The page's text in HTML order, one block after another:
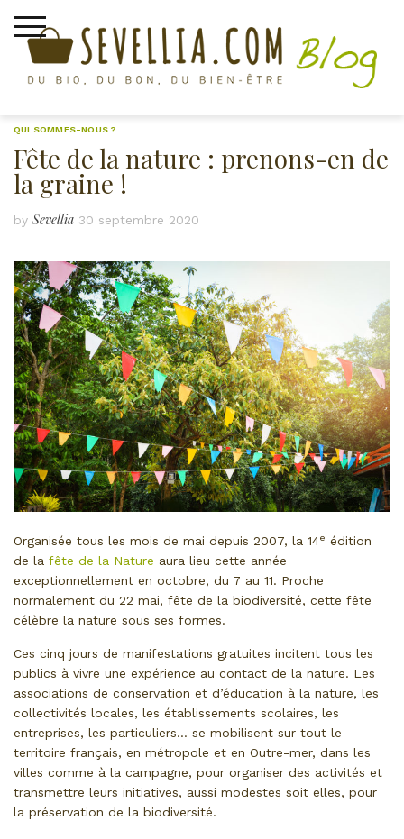
content
QUI SOMMES-NOUS ?
Fête de la nature : prenons-en de
la graine !
by Sevellia 30 septembre 2020
Organisée tous les mois de mai depuis 2007, la 14e édition
de la fête de la Nature aura lieu cette année
exceptionnellement en octobre, du 7 au 11. Proche
normalement du 22 mai, fête de la biodiversité, cette fête
célèbre la nature sous ses formes.
Ces cinq jours de manifestations gratuites incitent tous les
publics à vivre une expérience au contact de la nature. Les
associations de conservation et d’éducation à la nature, les
collectivités locales, les établissements scolaires, les
entreprises, les particuliers… se mobilisent sur tout le
territoire français, en métropole et en Outre-mer, dans les
villes comme à la campagne, pour organiser des activités et
transmettre leurs initiatives, aussi modestes soit elles, pour
la préservation de la biodiversité.